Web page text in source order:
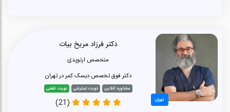
تهران
دکتر فرزاد مریخ بیات
متخصص ارتوپدی
دکتر فوق تخصص دیسک کمر در تهران
مشاوره آنلاین نوبت اینترنتی نوبت تلفنی
(21)